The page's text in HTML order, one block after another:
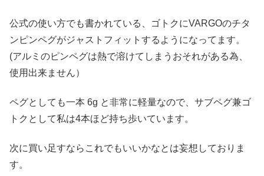
公式の使い方でも書かれている、ゴトクにVARGOのチタ
ンピンペグがジャストフィットするようになってます。
(アルミのピンペグは熱で溶けてしまうおそれがある為、
使用出来ません）
ペグとしても一本 6g と非常に軽量なので、サブペグ兼ゴ
トクとして私は4本ほど持ち歩いています。
次に買い足すならこれでもいいかなとは妄想しておりま
す。